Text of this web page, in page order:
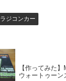
ラジコンカー
【作ってみた
ウォートゥーン